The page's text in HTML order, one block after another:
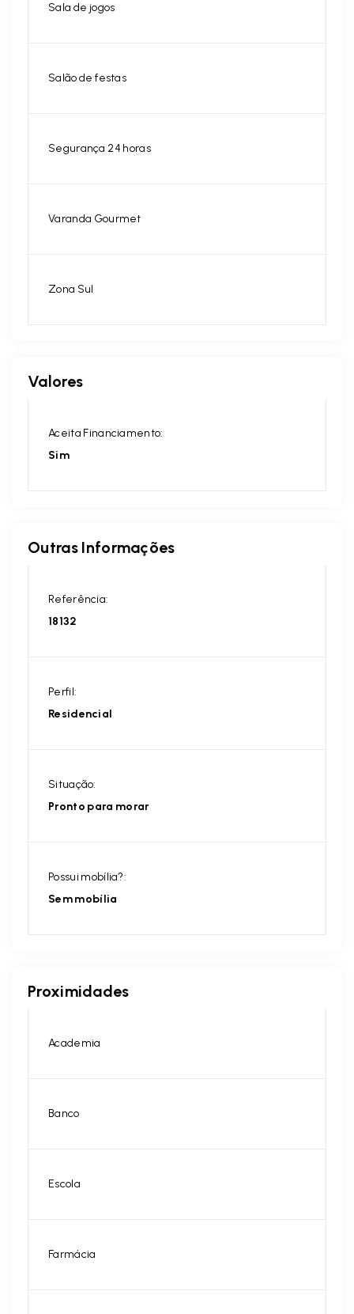
Sala de jogos
Salão de festas
Segurança 24 horas
Varanda Gourmet
Zona Sul
Valores
Aceita Financiamento:
Sim
Outras Informações
Referência:
18132
Perfil:
Residencial
Situação:
Pronto para morar
Possui mobília?:
Sem mobília
Proximidades
Academia
Banco
Escola
Farmácia